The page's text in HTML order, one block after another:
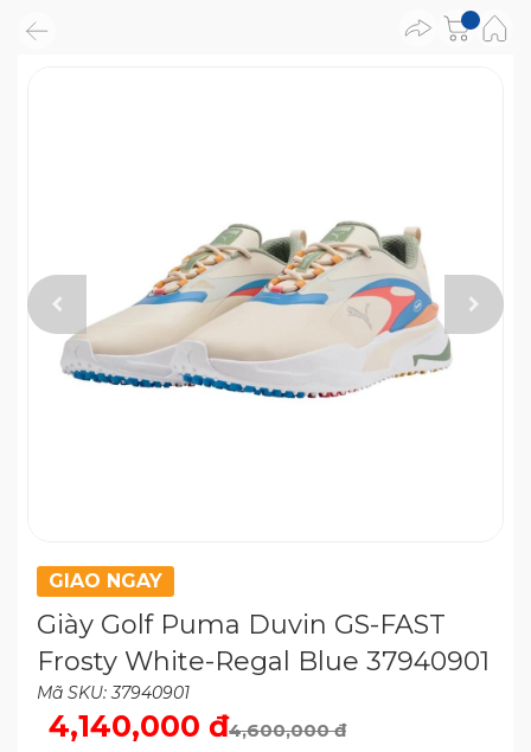
GIAO NGAY
Giày Golf Puma Duvin GS-FAST
Frosty White-Regal Blue 37940901
Mã SKU: 37940901
4,140,000 đ4,600,000 đ